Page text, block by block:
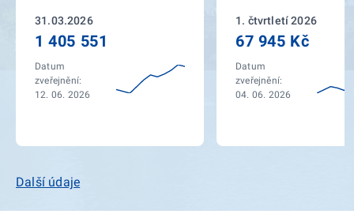
31.03.2026
1 405 551
Datum
zveřejnění:
12. 06. 2026
1. čtvrtletí 2026
67 945 Kč
Datum
zveřejnění:
04. 06. 2026
Další údaje